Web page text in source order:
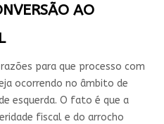
AO
para que processo com
ocorrendo no âmbito de
esquerda. O fato é que a
fiscal e do arrocho